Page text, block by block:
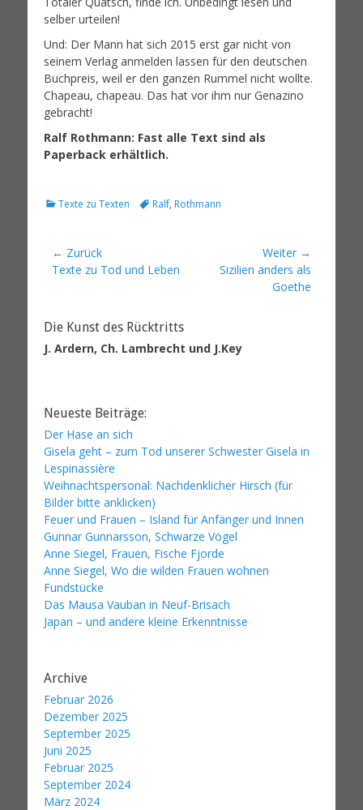
selber urteilen!
Und: Der Mann hat sich 2015 erst gar nicht von
seinem Verlag anmelden lassen für den deutschen
Buchpreis, weil er den ganzen Rummel nicht wollte.
Chapeau, chapeau. Das hat vor ihm nur Genazino
gebracht!
Ralf Rothmann: Fast alle Text sind als
Paperback erhältlich.
K
e
n
Texte zu Texten
S
g
r
t
e
Ralf, Rothmann
Beitrags-
Navigation
← Zurück
Vorheriger
Texte zu Tod und Leben
Weiter →
NächsterSizilien anders als
Goethe
Die Kunst des Rücktritts
J. Ardern, Ch. Lambrecht und J.Key
Neueste Beiträge:
Der Hase an sich
Gisela geht – zum Tod unserer Schwester Gisela in
Lespinassière
Weihnachtspersonal: Nachdenklicher Hirsch (für
Bilder bitte anklicken)
Feuer und Frauen – Island für Anfänger und Innen
Gunnar Gunnarsson, Schwarze Vögel
Anne Siegel, Frauen, Fische Fjorde
Anne Siegel, Wo die wilden Frauen wohnen
Fundstücke
Das Mausa Vauban in Neuf-Brisach
Japan – und andere kleine Erkenntnisse
Archive
Februar 2026
Dezember 2025
September 2025
Juni 2025
Februar 2025
September 2024
März 2024